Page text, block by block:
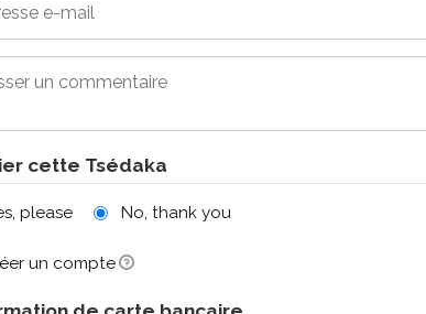
cette Tsédaka
please No, thank you
un compte